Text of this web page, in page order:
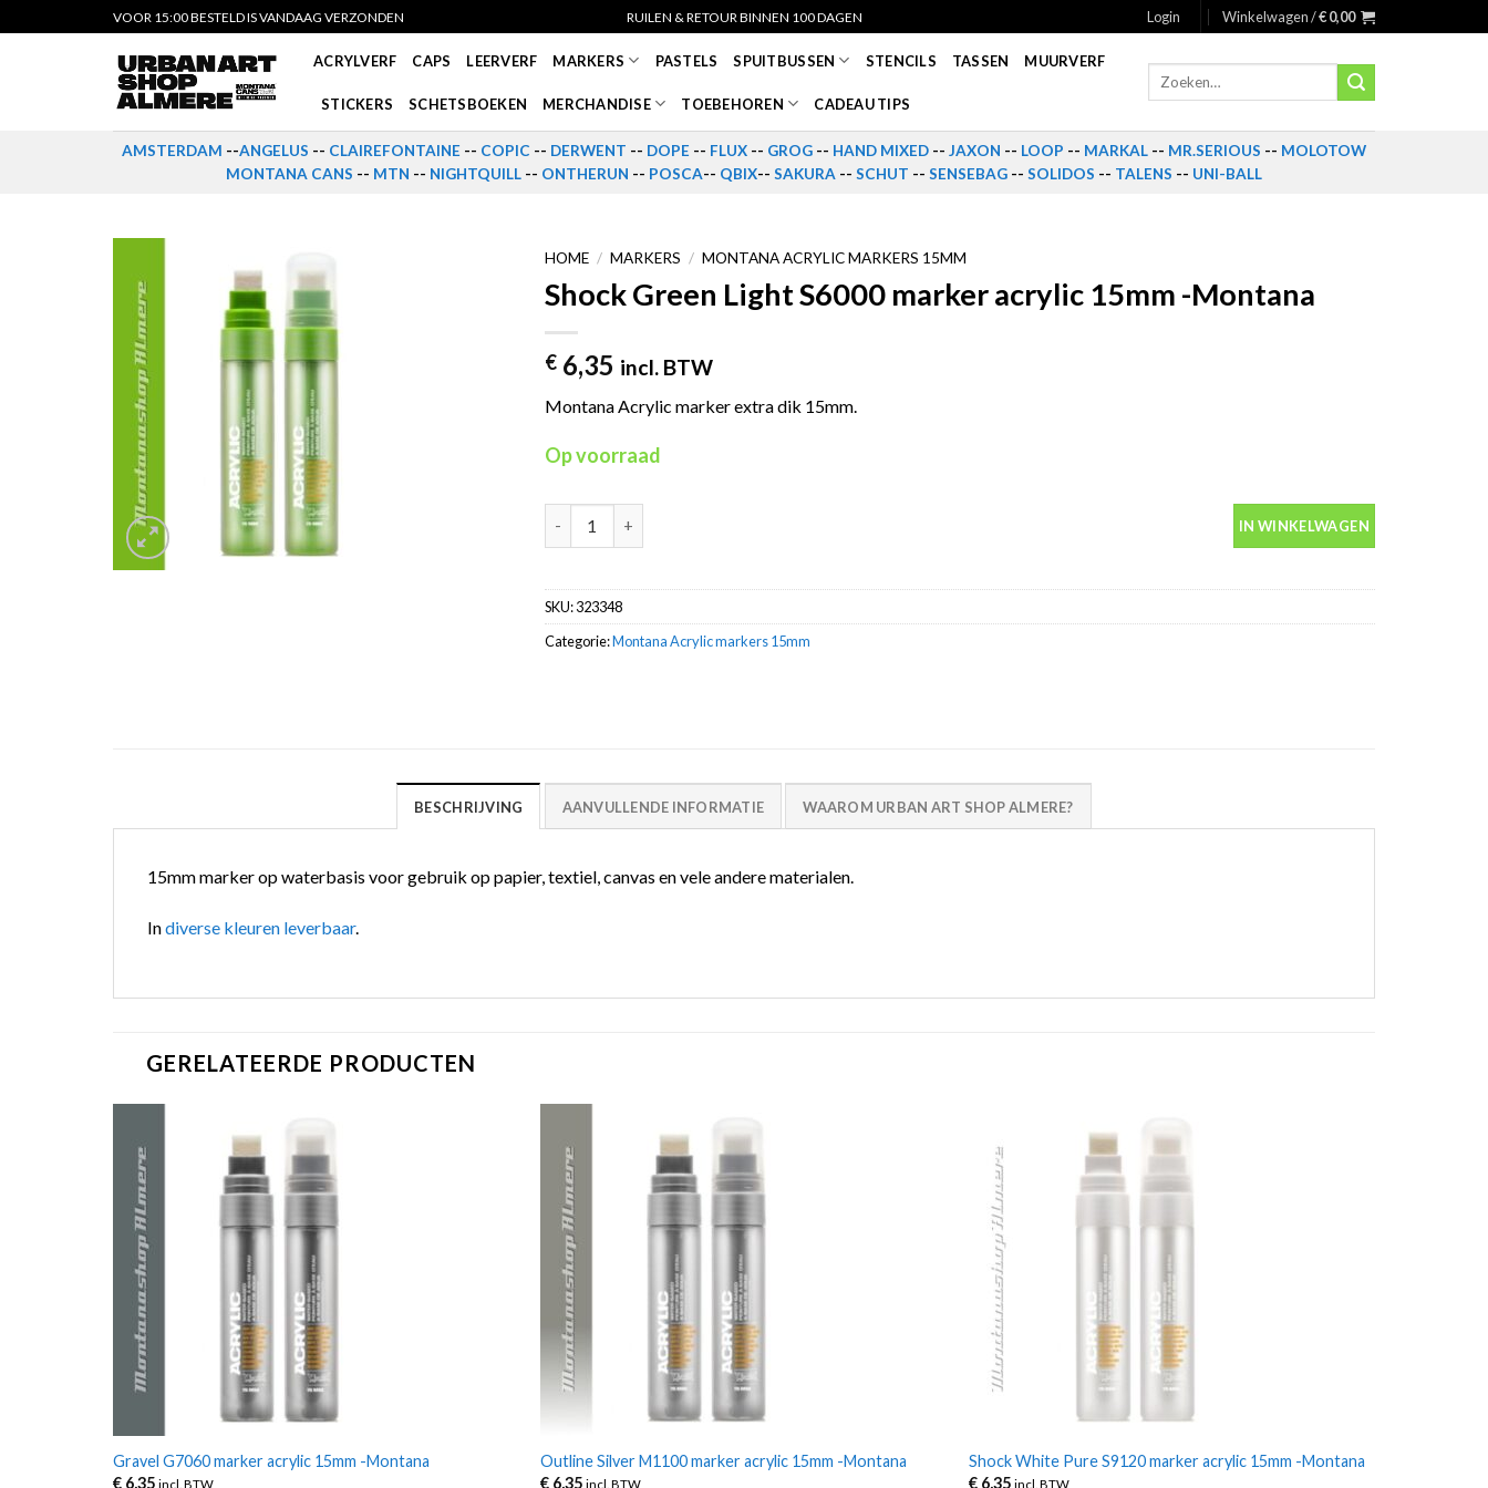
to
VOOR 15:00 BESTELD IS VANDAAG VERZONDEN RUILEN & RETOUR BINNEN 100 DAGEN Login Winkelwagen /€0,00
ACRYLVERF CAPS LEERVERF MARKERS PASTELS SPUITBUSSEN STENCILS TASSEN MUURVERF
STICKERS SCHETSBOEKEN MERCHANDISE TOEBEHOREN CADEAU TIPS
Zoeken
AMSTERDAM --ANGELUS -- CLAIREFONTAINE -- COPIC -- DERWENT -- DOPE -- FLUX -- GROG -- HAND MIXED -- JAXON -- LOOP -- MARKAL -- MR.SERIOUS -- MOLOTOW
MONTANA CANS -- MTN -- NIGHTQUILL -- ONTHERUN -- POSCA-- QBIX-- SAKURA -- SCHUT -- SENSEBAG -- SOLIDOS -- TALENS -- UNI-BALL
HOME / MARKERS / MONTANA ACRYLIC MARKERS 15MM
Shock Green Light S6000 marker acrylic 15mm -Montana
€ 6,35 incl. BTW
Montana Acrylic marker extra dik 15mm.
Op voorraad
IN WINKELWAGEN
SKU:323348
Categorie:Montana Acrylic markers 15mm
BESCHRIJVING AANVULLENDE INFORMATIE WAAROM URBAN ART SHOP ALMERE?
15mm marker op waterbasis voor gebruik op papier, textiel, canvas en vele andere materialen.
Indiverse kleuren leverbaar.
GERELATEERDE PRODUCTEN
Gravel G7060 marker acrylic 15mm -Montana
€6,35 incl. BTW
Outline Silver M1100 marker acrylic 15mm -Montana
€ 6,35 incl. BTW
Shock White Pure S9120 marker acrylic 15mm -Montana
€ 6,35 incl. BTW